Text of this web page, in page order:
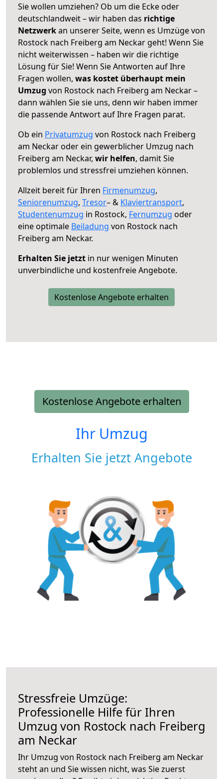
Sie wollen umziehen? Ob um die Ecke oder
deutschlandweit – wir haben das richtige
Netzwerkan unserer Seite, wenn es Umzüge von
Rostock nach Freiberg am Neckar geht! Wenn Sie
nicht weiterwissen – haben wir die richtige
Lösung für Sie! Wenn Sie Antworten auf Ihre
Fragen wollen, was kostet überhaupt mein
Umzug von Rostock nach Freiberg am Neckar –
dann wählen Sie sie uns, denn wir haben immer
die passende Antwort auf Ihre Fragen parat.
Ob ein Privatumzug von Rostock nach Freiberg
am Neckar oder ein gewerblicher Umzug nach
Freiberg am Neckar, wir helfen, damit Sie
problemlos und stressfrei umziehen können.
Allzeit bereit für Ihren Firmenumzug,
Seniorenumzug, Tresor– & Klaviertransport,
Studentenumzug in Rostock, Fernumzug oder
eine optimale Beiladung von Rostock nach
Freiberg am Neckar.
Erhalten Sie jetzt in nur wenigen Minuten
unverbindliche und kostenfreie Angebote.
Kostenlose Angebote erhalten
Kostenlose Angebote erhalten
Ihr Umzug
Erhalten Sie jetzt Angebote
Stressfreie Umzüge:
Professionelle Hilfe für Ihren
Umzug von Rostock nach Freiberg
am Neckar
Ihr Umzug von Rostock nach Freiberg am Neckar
steht an und Sie wissen nicht, was Sie zuerst